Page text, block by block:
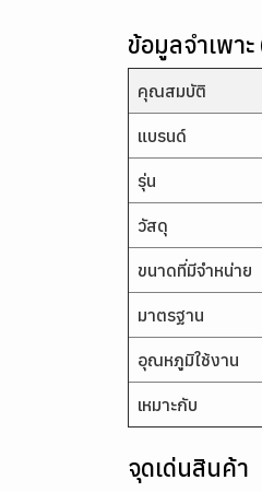
ข้อมูลจำเพา
คุณสมบัติ
แบรนด์
รุ่น
วัสดุ
ขนาดที่มีจำหน่าย
มาตรฐาน
อุณหภูมิใช้งาน
เหมาะกับ
จุดเด่นสินค้า